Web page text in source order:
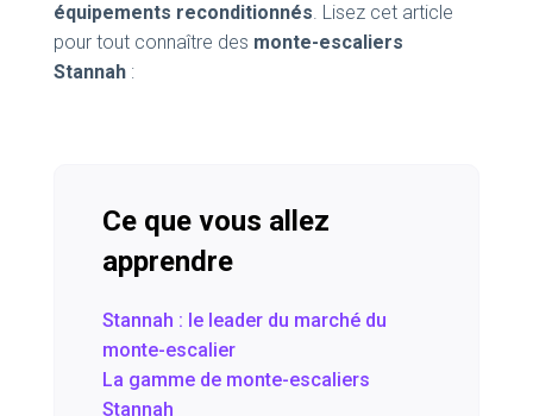
équipements reconditionnés. Lisez cet article
pour tout connaître des monte-escaliers
Stannah :
Ce que vous allez
apprendre
Stannah : le leader du marché du
monte-escalier
La gamme de monte-escaliers
Stannah